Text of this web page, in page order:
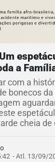
a
com a
bonecos
cheia de
- Atl. 13/09/